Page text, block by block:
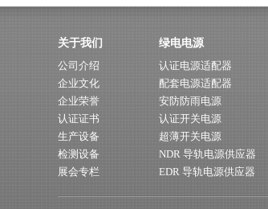
关于我们
公司介绍
企业文化
企业荣誉
认证证书
生产设备
检测设备
展会专栏
绿电电源
认证电源适配器
配套电源适配器
安防防雨电源
认证开关电源
超薄开关电源
NDR 导轨电源供应器
EDR 导轨电源供应器